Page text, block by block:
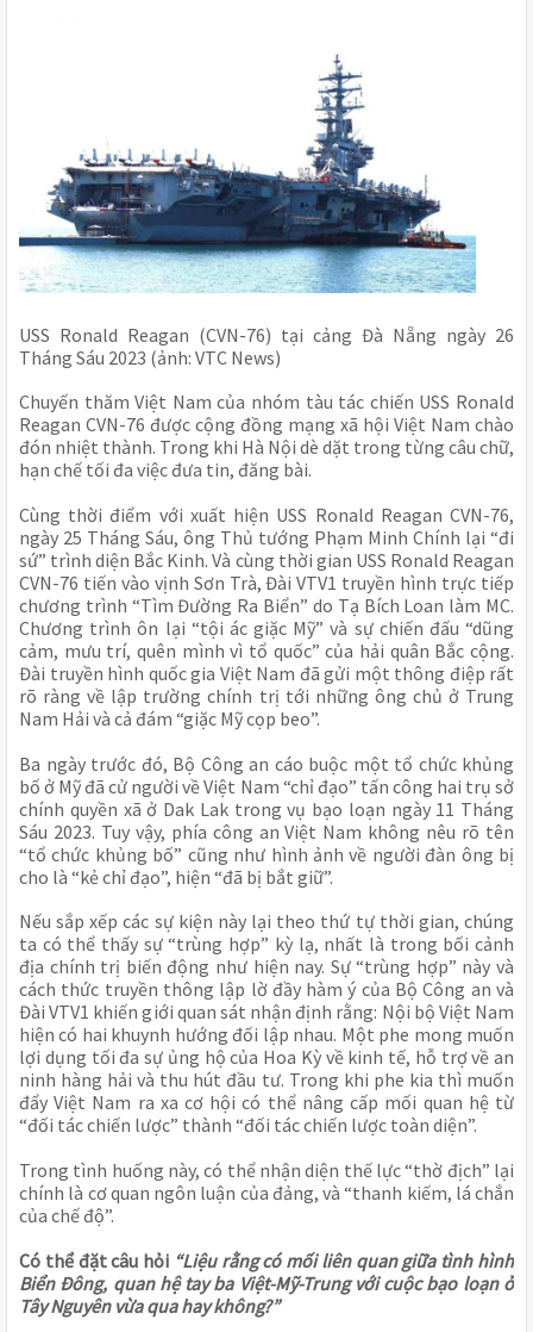
USS Ronald Reagan (CVN-76) tại cảng Đà Nẵng ngày 26
Tháng Sáu 2023 (ảnh: VTC News)
Chuyến thăm Việt Nam của nhóm tàu tác chiến USS Ronald
Reagan CVN-76 được cộng đồng mạng xã hội Việt Nam chào
đón nhiệt thành. Trong khi Hà Nội dè dặt trong từng câu chữ,
hạn chế tối đa việc đưa tin, đăng bài.
Cùng thời điểm với xuất hiện USS Ronald Reagan CVN-76,
ngày 25 Tháng Sáu, ông Thủ tướng Phạm Minh Chính lại “đi
sứ” trình diện Bắc Kinh. Và cùng thời gian USS Ronald Reagan
CVN-76 tiến vào vịnh Sơn Trà, Đài VTV1 truyền hình trực tiếp
chương trình “Tìm Đường Ra Biển” do Tạ Bích Loan làm MC.
Chương trình ôn lại “tội ác giặc Mỹ” và sự chiến đấu “dũng
cảm, mưu trí, quên mình vì tổ quốc” của hải quân Bắc cộng.
Đài truyền hình quốc gia Việt Nam đã gửi một thông điệp rất
rõ ràng về lập trường chính trị tới những ông chủ ở Trung
Nam Hải và cả đám “giặc Mỹ cọp beo”.
Ba ngày trước đó, Bộ Công an cáo buộc một tổ chức khủng
bố ở Mỹ đã cử người về Việt Nam “chỉ đạo” tấn công hai trụ sở
chính quyền xã ở Dak Lak trong vụ bạo loạn ngày 11 Tháng
Sáu 2023. Tuy vậy, phía công an Việt Nam không nêu rõ tên
“tổ chức khủng bố” cũng như hình ảnh về người đàn ông bị
cho là “kẻ chỉ đạo”, hiện “đã bị bắt giữ”.
Nếu sắp xếp các sự kiện này lại theo thứ tự thời gian, chúng
ta có thể thấy sự “trùng hợp” kỳ lạ, nhất là trong bối cảnh
địa chính trị biến động như hiện nay. Sự “trùng hợp” này và
cách thức truyền thông lập lờ đầy hàm ý của Bộ Công an và
Đài VTV1 khiến giới quan sát nhận định rằng: Nội bộ Việt Nam
hiện có hai khuynh hướng đối lập nhau. Một phe mong muốn
lợi dụng tối đa sự ủng hộ của Hoa Kỳ về kinh tế, hỗ trợ về an
ninh hàng hải và thu hút đầu tư. Trong khi phe kia thì muốn
đẩy Việt Nam ra xa cơ hội có thể nâng cấp mối quan hệ từ
“đối tác chiến lược” thành “đối tác chiến lược toàn diện”.
Trong tình huống này, có thể nhận diện thế lực “thờ địch” lại
chính là cơ quan ngôn luận của đảng, và “thanh kiếm, lá chắn
của chế độ”.
Có thể đặt câu hỏi “Liệu rằng có mối liên quan giữa tình hình
Biển Đông, quan hệ tay ba Việt-Mỹ-Trung với cuộc bạo loạn ở
Tây Nguyên vừa qua hay không?”